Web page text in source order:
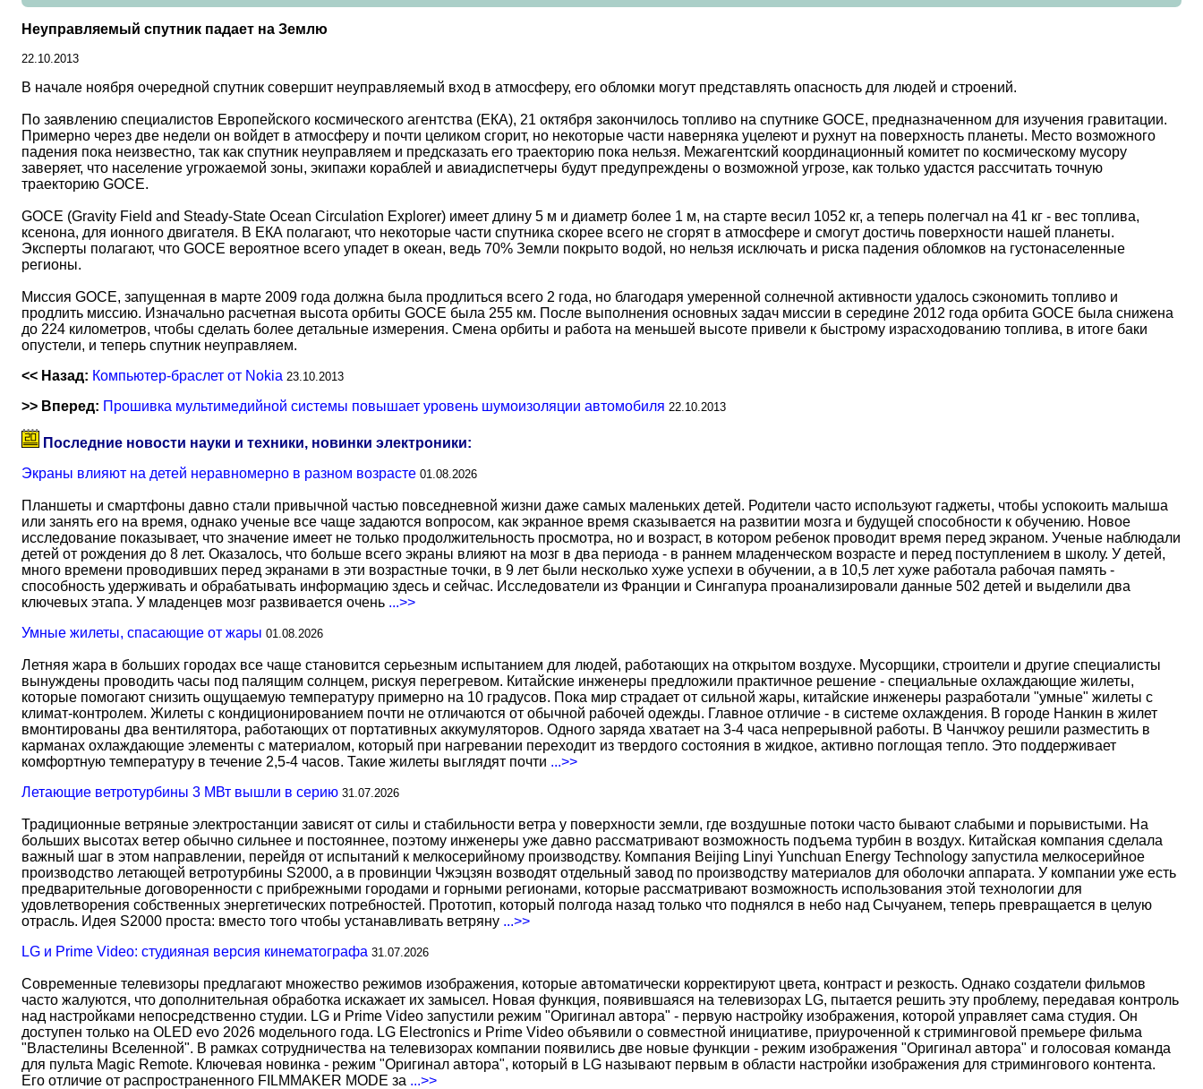
Неуправляемый спутник падает на Землю
22.10.2013
В начале ноября очередной спутник совершит неуправляемый вход в атмосферу, его обломки могут представлять опасность для людей и строений.
По заявлению специалистов Европейского космического агентства (ЕКА), 21 октября закончилось топливо на спутнике GOCE, предназначенном для изучения гравитации.
Примерно через две недели он войдет в атмосферу и почти целиком сгорит, но некоторые части наверняка уцелеют и рухнут на поверхность планеты. Место возможного
падения пока неизвестно, так как спутник неуправляем и предсказать его траекторию пока нельзя. Межагентский координационный комитет по космическому мусору
заверяет, что население угрожаемой зоны, экипажи кораблей и авиадиспетчеры будут предупреждены о возможной угрозе, как только удастся рассчитать точную
траекторию GOCE.
GOCE (Gravity Field and Steady-State Ocean Circulation Explorer) имеет длину 5 м и диаметр более 1 м, на старте весил 1052 кг, а теперь полегчал на 41 кг - вес топлива,
ксенона, для ионного двигателя. В ЕКА полагают, что некоторые части спутника скорее всего не сгорят в атмосфере и смогут достичь поверхности нашей планеты.
Эксперты полагают, что GOCE вероятное всего упадет в океан, ведь 70% Земли покрыто водой, но нельзя исключать и риска падения обломков на густонаселенные
регионы.
Миссия GOCE, запущенная в марте 2009 года должна была продлиться всего 2 года, но благодаря умеренной солнечной активности удалось сэкономить топливо и
продлить миссию. Изначально расчетная высота орбиты GOCE была 255 км. После выполнения основных задач миссии в середине 2012 года орбита GOCE была снижена
до 224 километров, чтобы сделать более детальные измерения. Смена орбиты и работа на меньшей высоте привели к быстрому израсходованию топлива, в итоге баки
опустели, и теперь спутник неуправляем.
<< Назад: Компьютер-браслет от Nokia 23.10.2013
>> Вперед: Прошивка мультимедийной системы повышает уровень шумоизоляции автомобиля 22.10.2013
Последние новости науки и техники, новинки электроники:
Экраны влияют на детей неравномерно в разном возрасте 01.08.2026
Планшеты и смартфоны давно стали привычной частью повседневной жизни даже самых маленьких детей. Родители часто используют гаджеты, чтобы успокоить малыша
или занять его на время, однако ученые все чаще задаются вопросом, как экранное время сказывается на развитии мозга и будущей способности к обучению. Новое
исследование показывает, что значение имеет не только продолжительность просмотра, но и возраст, в котором ребенок проводит время перед экраном. Ученые наблюдали
детей от рождения до 8 лет. Оказалось, что больше всего экраны влияют на мозг в два периода - в раннем младенческом возрасте и перед поступлением в школу. У детей,
много времени проводивших перед экранами в эти возрастные точки, в 9 лет были несколько хуже успехи в обучении, а в 10,5 лет хуже работала рабочая память -
способность удерживать и обрабатывать информацию здесь и сейчас. Исследователи из Франции и Сингапура проанализировали данные 502 детей и выделили два
ключевых этапа. У младенцев мозг развивается очень ...>>
Умные жилеты, спасающие от жары 01.08.2026
Летняя жара в больших городах все чаще становится серьезным испытанием для людей, работающих на открытом воздухе. Мусорщики, строители и другие специалисты
вынуждены проводить часы под палящим солнцем, рискуя перегревом. Китайские инженеры предложили практичное решение - специальные охлаждающие жилеты,
которые помогают снизить ощущаемую температуру примерно на 10 градусов. Пока мир страдает от сильной жары, китайские инженеры разработали "умные" жилеты с
климат-контролем. Жилеты с кондиционированием почти не отличаются от обычной рабочей одежды. Главное отличие - в системе охлаждения. В городе Нанкин в жилет
вмонтированы два вентилятора, работающих от портативных аккумуляторов. Одного заряда хватает на 3-4 часа непрерывной работы. В Чанчжоу решили разместить в
карманах охлаждающие элементы с материалом, который при нагревании переходит из твердого состояния в жидкое, активно поглощая тепло. Это поддерживает
комфортную температуру в течение 2,5-4 часов. Такие жилеты выглядят почти ...>>
Летающие ветротурбины 3 МВт вышли в серию 31.07.2026
Традиционные ветряные электростанции зависят от силы и стабильности ветра у поверхности земли, где воздушные потоки часто бывают слабыми и порывистыми. На
больших высотах ветер обычно сильнее и постояннее, поэтому инженеры уже давно рассматривают возможность подъема турбин в воздух. Китайская компания сделала
важный шаг в этом направлении, перейдя от испытаний к мелкосерийному производству. Компания Beijing Linyi Yunchuan Energy Technology запустила мелкосерийное
производство летающей ветротурбины S2000, а в провинции Чжэцзян возводят отдельный завод по производству материалов для оболочки аппарата. У компании уже есть
предварительные договоренности с прибрежными городами и горными регионами, которые рассматривают возможность использования этой технологии для
удовлетворения собственных энергетических потребностей. Прототип, который полгода назад только что поднялся в небо над Сычуанем, теперь превращается в целую
отрасль. Идея S2000 проста: вместо того чтобы устанавливать ветряну ...>>
LG и Prime Video: студияная версия кинематографа 31.07.2026
Современные телевизоры предлагают множество режимов изображения, которые автоматически корректируют цвета, контраст и резкость. Однако создатели фильмов
часто жалуются, что дополнительная обработка искажает их замысел. Новая функция, появившаяся на телевизорах LG, пытается решить эту проблему, передавая контроль
над настройками непосредственно студии. LG и Prime Video запустили режим "Оригинал автора" - первую настройку изображения, которой управляет сама студия. Он
доступен только на OLED evo 2026 модельного года. LG Electronics и Prime Video объявили о совместной инициативе, приуроченной к стриминговой премьере фильма
"Властелины Вселенной". В рамках сотрудничества на телевизорах компании появились две новые функции - режим изображения "Оригинал автора" и голосовая команда
для пульта Magic Remote. Ключевая новинка - режим "Оригинал автора", который в LG называют первым в области настройки изображения для стримингового контента.
Его отличие от распространенного FILMMAKER MODE за ...>>